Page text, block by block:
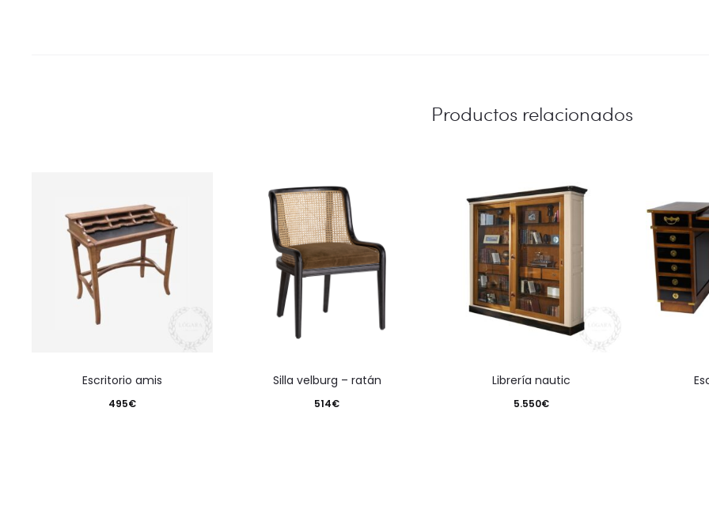
Productos relacionados
escritorio amis
495€
silla velburg – ratán
514€
librería nautic
5.550€